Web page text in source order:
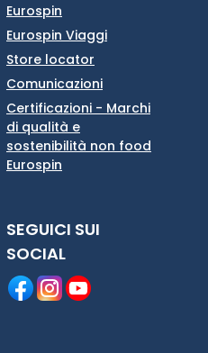
Eurospin
Eurospin Viaggi
Store locator
Comunicazioni
Certificazioni - Marchi
di qualità e
sostenibilità non food
Eurospin
SEGUICI SUI
SOCIAL